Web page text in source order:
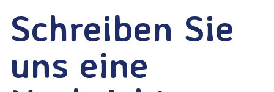
Schreiben Sie
uns eine